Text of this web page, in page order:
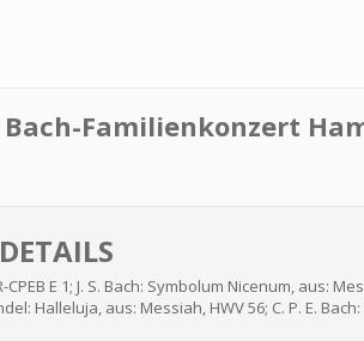
Familienkonzert
CPEB E 1; J. S. Bach: Symbolum Nicenum, aus:
Halleluja, aus: Messiah, HWV 56; C. P. E.